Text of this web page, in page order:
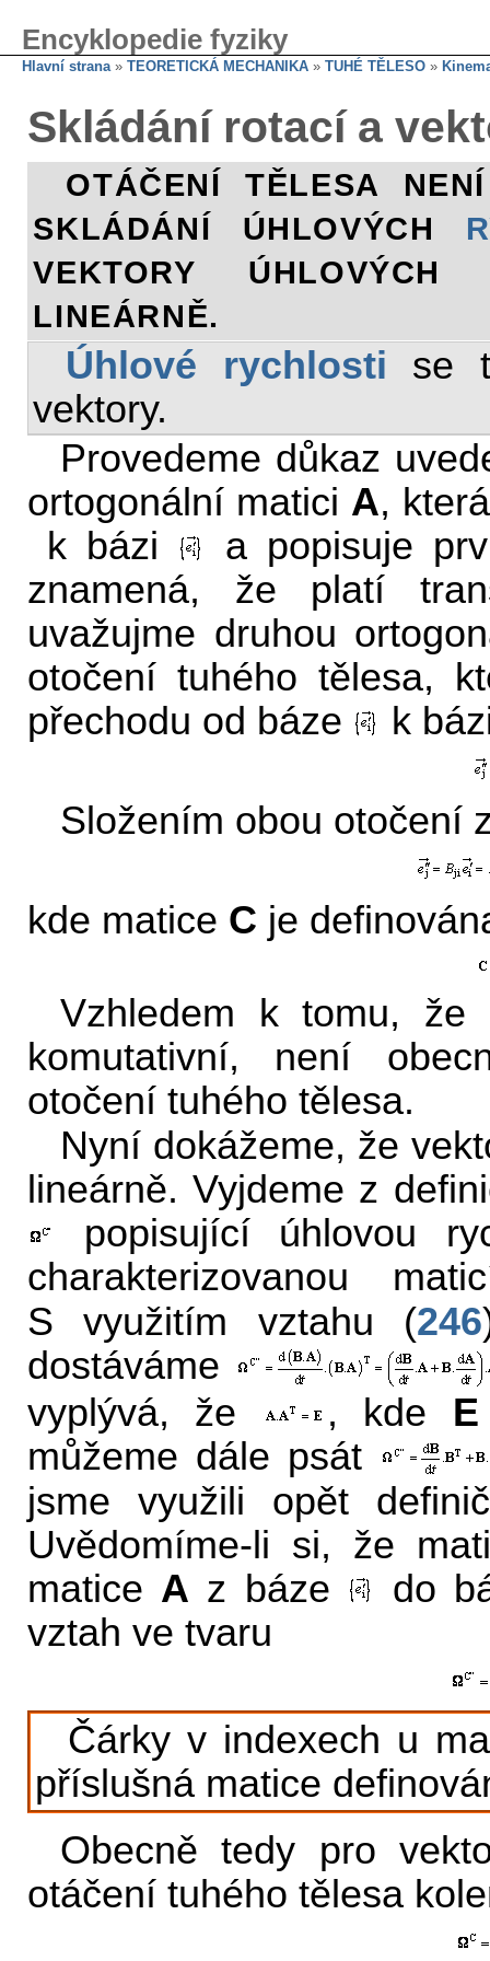
Encyklopedie fyziky
Hlavní strana» TEORETICKÁ MECHANIKA » TUHÉ TĚLESO »
Skládání rotací a
OTÁČENÍ TĚLESA
SKLÁDÁNÍ ÚHLOVÝCH
VEKTORY
LINEÁRNĚ.
Úhlové rychlosti se
vektory.
Provedeme důkaz
ortogonální matici A,
k bázi
a popisuje
znamená, že platí
uvažujme druhou
otočení tuhého tělesa,
přechodu od báze
k
Složením obou otočení
kde matice C je
Vzhledem k tomu, že
komutativní, není
otočení tuhého tělesa.
Nyní dokážeme, že
lineárně. Vyjdeme z
popisující úhlovou
charakterizovanou
S využitím vztahu (246
dostáváme
vyplývá, že
, kde E
můžeme dále psát
jsme využili opět
Uvědomíme-li si, že
matice A z báze
do
vztah ve tvaru
Čárky v indexech u
příslušná matice
Obecně tedy pro
otáčení tuhého tělesa